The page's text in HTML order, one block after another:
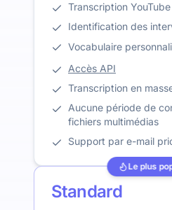
Transcription YouTube
Identification des
Vocabulaire
Accès API
Transcription en
Aucune période de
fichiers multimédias
Support par e-mail
Le plus
Standard